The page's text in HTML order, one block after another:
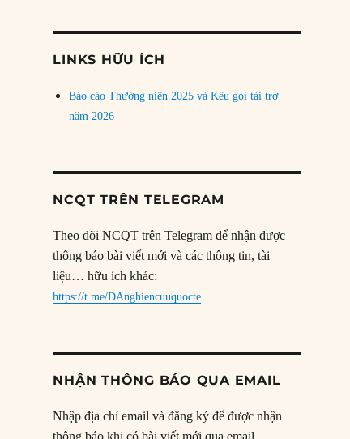
LINKS HỮU ÍCH
Báo cáo Thường niên 2025 và Kêu gọi tài trợ
năm 2026
NCQT TRÊN TELEGRAM
Theo dõi NCQT trên Telegram để nhận được
thông báo bài viết mới và các thông tin, tài
liệu… hữu ích khác:
https://t.me/DAnghiencuuquocte
NHẬN THÔNG BÁO QUA EMAIL
Nhập địa chỉ email và đăng ký để được nhận